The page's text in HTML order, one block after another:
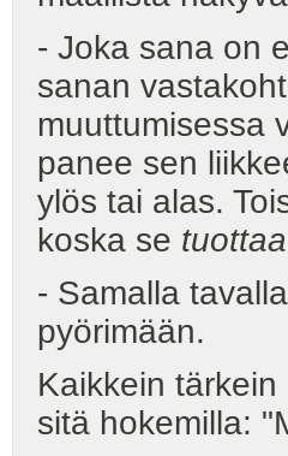
- Joka sana on
sanan
muuttumisessa
panee sen
ylös tai alas.
koska se
- Samalla
pyörimään.
Kaikkein
sitä hokemilla: